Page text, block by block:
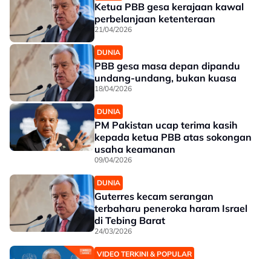
Ketua PBB gesa kerajaan kawal
perbelanjaan ketenteraan
21/04/2026
DUNIA
PBB gesa masa depan dipandu
undang-undang, bukan kuasa
18/04/2026
DUNIA
PM Pakistan ucap terima kasih
kepada ketua PBB atas sokongan
usaha keamanan
09/04/2026
DUNIA
Guterres kecam serangan
terbaharu peneroka haram Israel
di Tebing Barat
24/03/2026
VIDEO TERKINI & POPULAR